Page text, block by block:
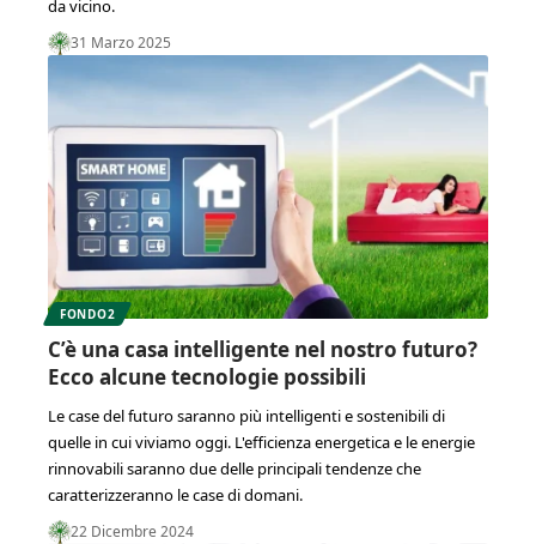
da vicino.
31 Marzo 2025
FONDO2
C’è una casa intelligente nel nostro futuro?
Ecco alcune tecnologie possibili
Le case del futuro saranno più intelligenti e sostenibili di
quelle in cui viviamo oggi. L'efficienza energetica e le energie
rinnovabili saranno due delle principali tendenze che
caratterizzeranno le case di domani.
22 Dicembre 2024